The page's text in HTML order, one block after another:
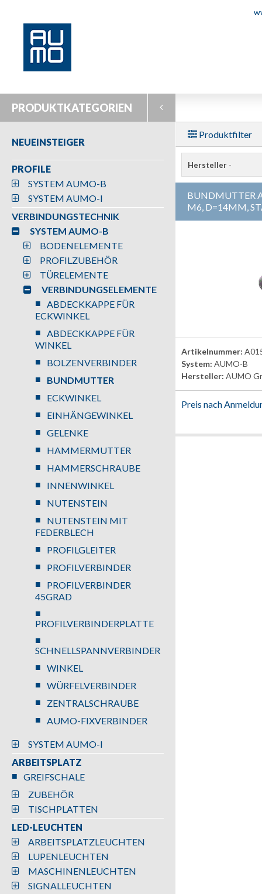
PRODUKTKATEGORIEN
NEUEINSTEIGER
PROFILE
SYSTEM AUMO-B
SYSTEM AUMO-I
VERBINDUNGSTECHNIK
SYSTEM AUMO-B
BODENELEMENTE
PROFILZUBEHÖR
TÜRELEMENTE
VERBINDUNGSELEMENTE
ABDECKKAPPE FÜR
ECKWINKEL
ABDECKKAPPE FÜR
WINKEL
BOLZENVERBINDER
BUNDMUTTER
ECKWINKEL
EINHÄNGEWINKEL
GELENKE
HAMMERMUTTER
HAMMERSCHRAUBE
INNENWINKEL
NUTENSTEIN
NUTENSTEIN MIT
FEDERBLECH
PROFILGLEITER
PROFILVERBINDER
PROFILVERBINDER
45GRAD
PROFILVERBINDERPLATTE
SCHNELLSPANNVERBINDER
WINKEL
WÜRFELVERBINDER
ZENTRALSCHRAUBE
AUMO-FIXVERBINDER
SYSTEM AUMO-I
ARBEITSPLATZ
GREIFSCHALE
ZUBEHÖR
TISCHPLATTEN
LED-LEUCHTEN
ARBEITSPLATZLEUCHTEN
LUPENLEUCHTEN
MASCHINENLEUCHTEN
SIGNALLEUCHTEN
Produktfilter
Hersteller -
BUNDMUTTER
M6, D=14MM,
Artikelnummer:
System: AUMO-B
Hersteller: AUMO
Preis nach